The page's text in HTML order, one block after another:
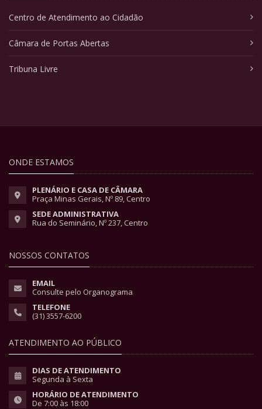
Centro de Atendimento ao Cidadão
Câmara de Portas Abertas
Tribuna Livre
ONDE ESTAMOS
PLENÁRIO E CASA DE CÂMARA
Praça Minas Gerais, Nº 89, Centro
SEDE ADMINISTRATIVA
Rua do Seminário, Nº 237, Centro
NOSSOS CONTATOS
EMAIL
Consulte pelo Organograma
TELEFONE
(31) 3557-6200
ATENDIMENTO AO PÚBLICO
DIAS DE ATENDIMENTO
Segunda à Sexta
HORÁRIO DE ATENDIMENTO
De 7:00 às 18:00